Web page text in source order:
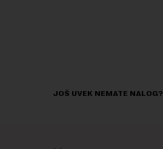
JOŠ UVEK NEMATE NALOG?